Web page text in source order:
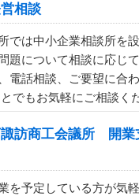
相談
では中小企業相談所を
題について相談に応じ
電話相談、ご要望に合
でもお気軽にご相談く
訪商工会議所 開業
を予定している方が気